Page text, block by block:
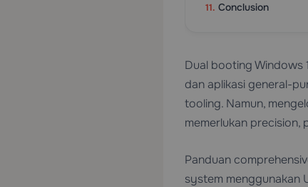
Conclusion
Dual booting Windows
dan aplikasi general-
tooling. Namun,
memerlukan precision,
Panduan
system menggunakan